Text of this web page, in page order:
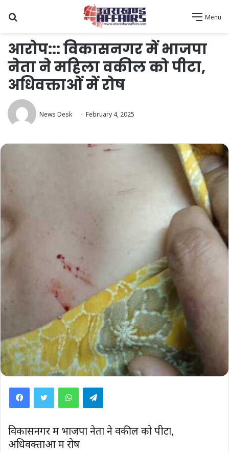
Menu
आरोप::: विकासनगर में भाजपा
नेता ने महिला वकील को पीटा,
अधिवक्ताओं में रोष
News Desk February 4, 2025
WhatsAppTelegram
विकासनगर में भाजपा नेता ने वकील को पीटा,
अधिवक्ताओं में रोष